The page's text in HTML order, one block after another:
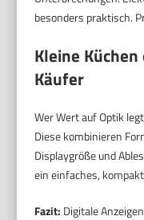
besonders praktisch.
Kleine
Käufer
Wer Wert auf Optik
Diese kombinieren
Displaygröße und
ein einfaches,
Fazit: Digitale